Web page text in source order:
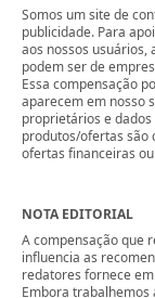
Somos um site de
publicidade. Para
aos nossos usuários,
podem ser de
Essa compensação
aparecem em nosso
proprietários e
produtos/ofertas são
ofertas financeiras
NOTA EDITORIAL
A compensação que
influencia as
redatores fornece
Embora